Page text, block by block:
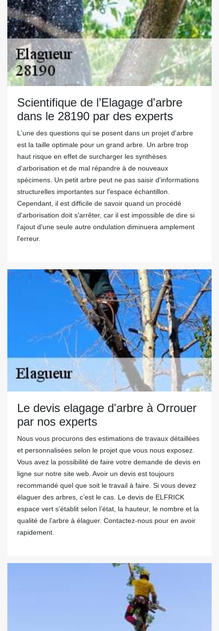
Scientifique de l’Elagage d'arbre
dans le 28190 par des experts
L'une des questions qui se posent dans un projet d'arbre
est la taille optimale pour un grand arbre. Un arbre trop
haut risque en effet de surcharger les synthèses
d'arborisation et de mal répandre à de nouveaux
spécimens. Un petit arbre peut ne pas saisir d'informations
structurelles importantes sur l'espace échantillon.
Cependant, il est difficile de savoir quand un procédé
d'arborisation doit s'arrêter, car il est impossible de dire si
l'ajout d'une seule autre ondulation diminuera amplement
l'erreur.
Le devis elagage d'arbre à Orrouer
par nos experts
Nous vous procurons des estimations de travaux détaillées
et personnalisées selon le projet que vous nous exposez.
Vous avez la possibilité de faire votre demande de devis en
ligne sur notre site web. Avoir un devis est toujours
recommandé quel que soit le travail à faire. Si vous devez
élaguer des arbres, c’est le cas. Le devis de ELFRICK
espace vert s’établit selon l’état, la hauteur, le nombre et la
qualité de l’arbre à élaguer. Contactez-nous pour en avoir
rapidement.